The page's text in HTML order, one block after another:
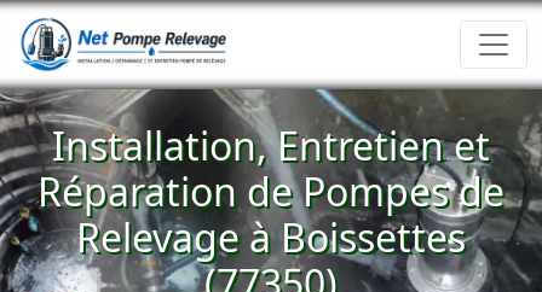
Installation, Entretien et
Réparation de Pompes de
Relevage à Boissettes